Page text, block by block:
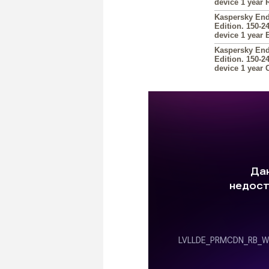
device 1 year
Kaspersky
Edition. 150-
device 1 year
Kaspersky
Edition. 150-
device 1 year